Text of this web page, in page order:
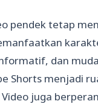
pendek tetap
dan
Shorts menjadi
juga